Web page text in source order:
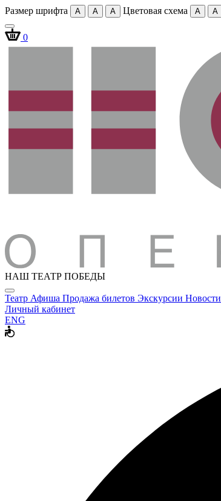
Размер шрифта A A A Цветовая схема A A
0
НАШ ТЕАТР ПОБЕДЫ
Театр Афиша Продажа билетов Экскурсии Новости
Личный кабинет
ENG